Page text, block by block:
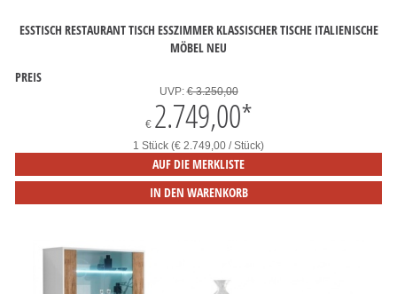
ESSTISCH RESTAURANT TISCH ESSZIMMER KLASSISCHER TISCHE ITALIENISCHE
MÖBEL NEU
PREIS
UVP:€ 3.250,00
€ 2.749,00*
1 Stück (€ 2.749,00 / Stück)
AUF DIE MERKLISTE
IN DEN WARENKORB